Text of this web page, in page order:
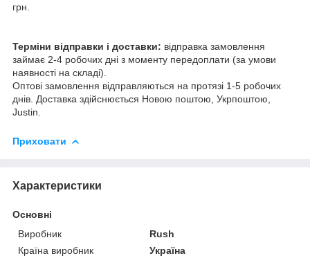
грн.
Терміни відправки і доставки: відправка замовлення
займає 2-4 робочих дні з моменту передоплати (за умови
наявності на складі).
Оптові замовлення відправляються на протязі 1-5 робочих
днів. Доставка здійснюється Новою поштою, Укрпоштою,
Justin.
Приховати
Характеристики
Основні
Виробник
Rush
Країна виробник
Україна